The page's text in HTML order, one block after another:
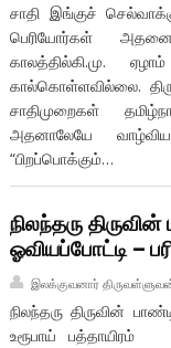
சாதி இங்குச்
பெரியோர்கள்
காலத்தில்கி.மு.
கால்கொள்ளவில்லை.
சாதிமுறைகள்
அதனாலேயே
“பிறப்பொக்கும்…
நிலந்தரு
ஓவியப்போட்டி –
இலக்குவனார்
நிலந்தரு திருவின்
உரூபாய் பத்தாயிரம்